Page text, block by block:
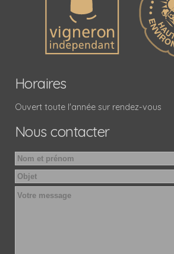
Horaires
Ouvert toute l'année sur rendez-vous
Nous contacter